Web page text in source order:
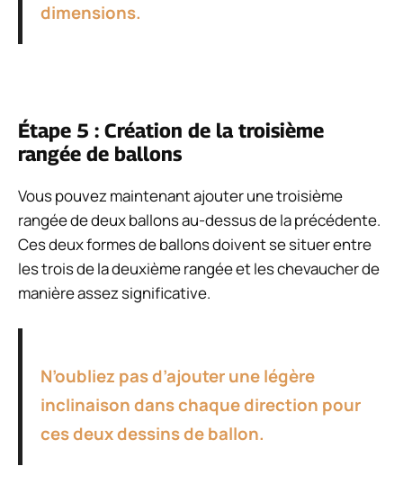
dimensions.
Étape 5 : Création de la troisième
rangée de ballons
Vous pouvez maintenant ajouter une troisième
rangée de deux ballons au-dessus de la précédente.
Ces deux formes de ballons doivent se situer entre
les trois de la deuxième rangée et les chevaucher de
manière assez significative.
N’oubliez pas d’ajouter une légère
inclinaison dans chaque direction pour
ces deux dessins de ballon.